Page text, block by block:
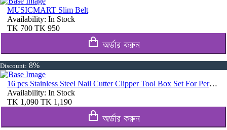
MUSICMART Slim Belt
Availability: In Stock
TK 700 TK 950
অর্ডার করুন
Discount: 8%
16 pcs Stainless Steel Nail Cutter Clipper Tool Box Set For Personal Care Manicure Set
Availability: In Stock
TK 1,090 TK 1,190
অর্ডার করুন